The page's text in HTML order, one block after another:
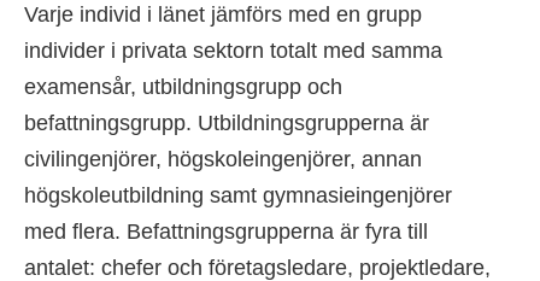
Varje individ i länet jämförs med en grupp
individer i privata sektorn totalt med samma
examensår, utbildningsgrupp och
befattningsgrupp. Utbildningsgrupperna är
civilingenjörer, högskoleingenjörer, annan
högskoleutbildning samt gymnasieingenjörer
med flera. Befattningsgrupperna är fyra till
antalet: chefer och företagsledare, projektledare,